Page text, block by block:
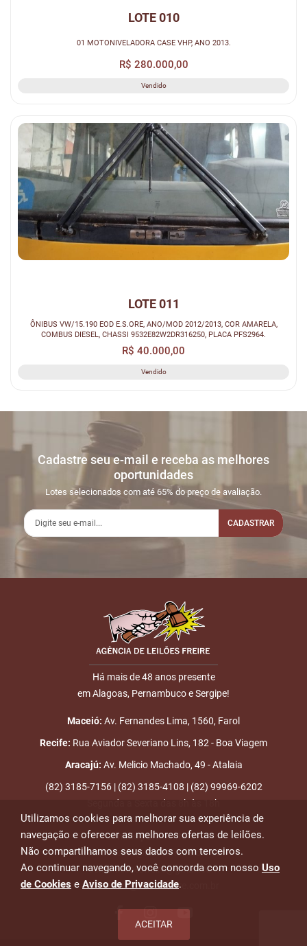
LOTE 010
01 MOTONIVELADORA CASE VHP, ANO 2013.
R$ 280.000,00
Vendido
LOTE 011
ÔNIBUS VW/15.190 EOD E.S.ORE, ANO/MOD 2012/2013, COR AMARELA,
COMBUS DIESEL, CHASSI 9532E82W2DR316250, PLACA PFS2964.
R$ 40.000,00
Vendido
Cadastre seu e-mail e receba as melhores
oportunidades
Lotes selecionados com até 65% do preço de avaliação.
CADASTRAR
Há mais de 48 anos presente
em Alagoas, Pernambuco e Sergipe!
Maceió: Av. Fernandes Lima, 1560, Farol
Recife: Rua Aviador Severiano Lins, 182 - Boa Viagem
Aracajú: Av. Melicio Machado, 49 - Atalaia
(82) 3185-7156 | (82) 3185-4108 | (82) 99969-6202
Segunda a Sexta das 8h às 18h
Emails para contato:
atendimento@leiloesfreire.com.br
osmanleiloesfreire@gmail.com
alexandre@leiloesfreire.com.br
Utilizamos cookies para melhorar sua experiência de
navegação e oferecer as melhores ofertas de leilões.
Não compartilhamos seus dados com terceiros.
Ao continuar navegando, você concorda com nosso Uso
de Cookies e Aviso de Privacidade.
ACEITAR